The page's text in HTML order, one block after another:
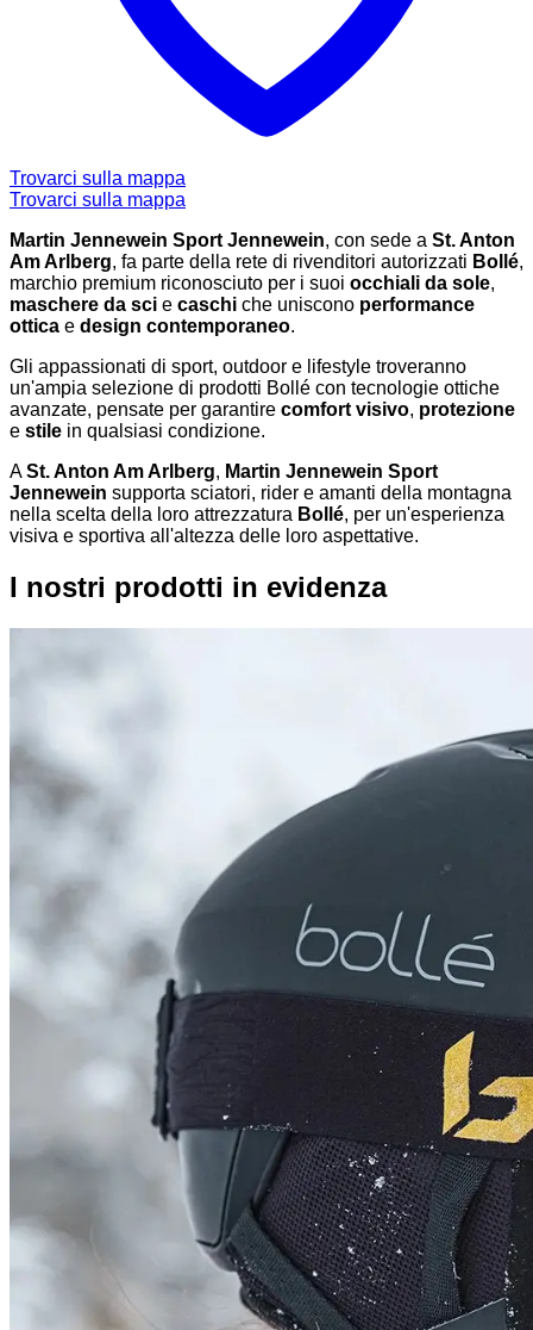
Trovarci sulla mappa
Trovarci sulla mappa
Martin Jennewein Sport Jennewein, con sede a St. Anton
Am Arlberg, fa parte della rete di rivenditori autorizzati Bollé,
marchio premium riconosciuto per i suoi occhiali da sole,
maschere da sci e caschi che uniscono performance
ottica e design contemporaneo.
Gli appassionati di sport, outdoor e lifestyle troveranno
un'ampia selezione di prodotti Bollé con tecnologie ottiche
avanzate, pensate per garantire comfort visivo, protezione
e stile in qualsiasi condizione.
ASt. Anton Am Arlberg, Martin Jennewein Sport
Jennewein supporta sciatori, rider e amanti della montagna
nella scelta della loro attrezzatura Bollé, per un'esperienza
visiva e sportiva all'altezza delle loro aspettative.
I nostri prodotti in evidenza